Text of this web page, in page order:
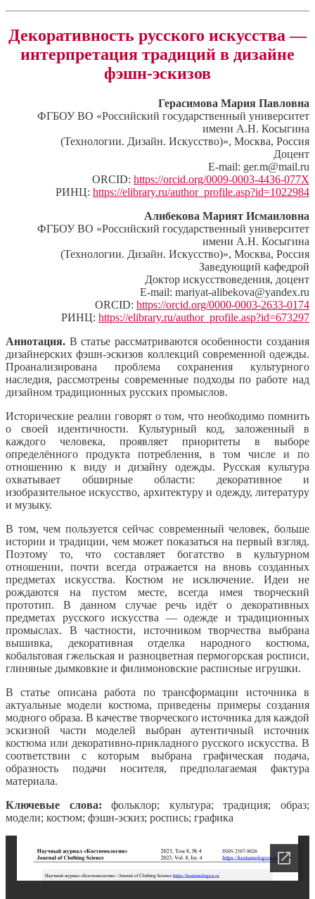
Декоративность русского искусства —
интерпретация традиций в дизайне
фэшн-эскизов
Герасимова Мария Павловна
ФГБОУ ВО «Российский государственный университет
имени А.Н. Косыгина
(Технологии. Дизайн. Искусство)», Москва, Россия
Доцент
E-mail: ger.m@mail.ru
ORCID: https://orcid.org/0009-0003-4436-077X
РИНЦ: https://elibrary.ru/author_profile.asp?id=1022984
Алибекова Марият Исмаиловна
ФГБОУ ВО «Российский государственный университет
имени А.Н. Косыгина
(Технологии. Дизайн. Искусство)», Москва, Россия
Заведующий кафедрой
Доктор искусствоведения, доцент
E-mail: mariyat-alibekova@yandex.ru
ORCID: https://orcid.org/0000-0003-2633-0174
РИНЦ: https://elibrary.ru/author_profile.asp?id=673297
Аннотация. В статье рассматриваются особенности создания
дизайнерских фэшн-эскизов коллекций современной одежды.
Проанализирована проблема сохранения культурного
наследия, рассмотрены современные подходы по работе над
дизайном традиционных русских промыслов.
Исторические реалии говорят о том, что необходимо помнить
о своей идентичности. Культурный код, заложенный в
каждого человека, проявляет приоритеты в выборе
определённого продукта потребления, в том числе и по
отношению к виду и дизайну одежды. Русская культура
охватывает обширные области: декоративное и
изобразительное искусство, архитектуру и одежду, литературу
и музыку.
В том, чем пользуется сейчас современный человек, больше
истории и традиции, чем может показаться на первый взгляд.
Поэтому то, что составляет богатство в культурном
отношении, почти всегда отражается на вновь созданных
предметах искусства. Костюм не исключение. Идеи не
рождаются на пустом месте, всегда имея творческий
прототип. В данном случае речь идёт о декоративных
предметах русского искусства — одежде и традиционных
промыслах. В частности, источником творчества выбрана
вышивка, декоративная отделка народного костюма,
кобальтовая гжельская и разноцветная пермогорская росписи,
глиняные дымковкие и филимоновские расписные игрушки.
В статье описана работа по трансформации источника в
актуальные модели костюма, приведены примеры создания
модного образа. В качестве творческого источника для каждой
эскизной части моделей выбран аутентичный источник
костюма или декоративно-прикладного русского искусства. В
соответствии с которым выбрана графическая подача,
образность подачи носителя, предполагаемая фактура
материала.
Ключевые слова: фольклор; культура; традиция; образ;
модели; костюм; фэшн-эскиз; роспись; графика